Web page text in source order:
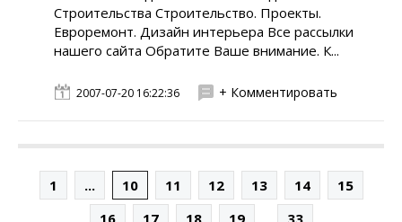
Строительства Cтроительство. Проекты.
Евроремонт. Дизайн интерьера Все рассылки
нашего сайта Обратите Ваше внимание. К...
2007-07-20 16:22:36 + Комментировать
1 ... 10 11 12 13 14
15
16
17 18 19 33